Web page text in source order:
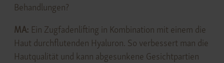
Behandlungen?
MA: Ein Zugfadenlifting in Kombination mit einem die
Haut durchflutenden Hyaluron. So verbessert man die
Hautqualität und kann abgesunkene Gesichtpartien